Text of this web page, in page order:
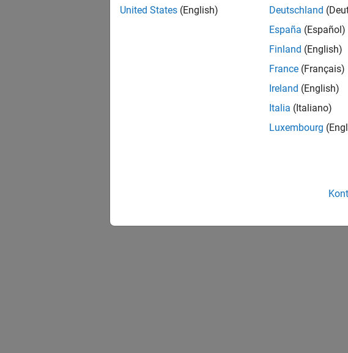
United States (English)
Deutschland
España (Español)
Finland (English)
France (Français)
Ireland (English)
Italia (Italiano)
Luxembourg